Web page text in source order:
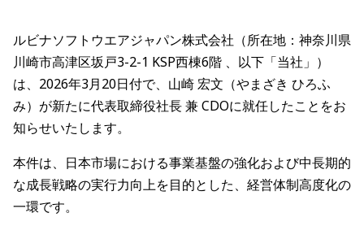
ルビナソフトウエアジャパン株式会社（所在地：神奈川県
川崎市高津区坂戸3-2-1 KSP西棟6階 、以下「当社」）
は、2026年3月20日付で、山崎 宏文（やまざき ひろふ
み）が新たに代表取締役社長 兼 CDOに就任したことをお
知らせいたします。
本件は、日本市場における事業基盤の強化および中長期的
な成長戦略の実行力向上を目的とした、経営体制高度化の
一環です。